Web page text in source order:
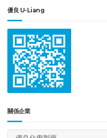
優良 U-Liang
關係企業